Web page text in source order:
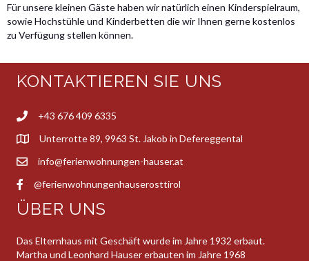
Für unsere kleinen Gäste haben wir natürlich einen Kinderspielraum,
sowie Hochstühle und Kinderbetten die wir Ihnen gerne kostenlos
zu Verfügung stellen können.
KONTAKTIEREN SIE UNS
+43 676 409 6335
Unterrotte 89, 9963 St. Jakob in Defereggental
info@ferienwohnungen-hauser.at
@ferienwohnungenhauserosttirol
ÜBER UNS
Das Elternhaus mit Geschäft wurde im Jahre 1932 erbaut.
Martha und Leonhard Hauser erbauten im Jahre 1968